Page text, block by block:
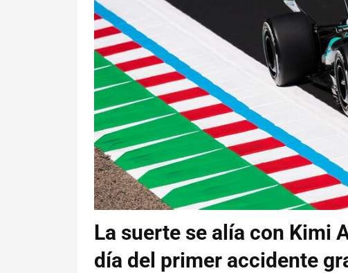
La suerte se alía con Kimi
día del primer accidente